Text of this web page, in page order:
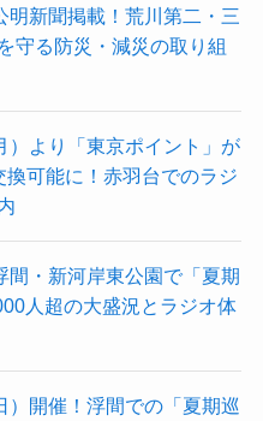
明新聞掲載！荒川第二・三
守る防災・減災の取り組
）より「東京ポイント」が
可能に！赤羽台でのラジ
間・新河岸東公園で「夏期
人超の大盛況とラジオ体
）開催！浮間での「夏期巡